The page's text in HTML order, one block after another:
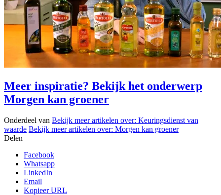
Meer inspiratie? Bekijk het onderwerp
Morgen kan groener
Onderdeel van Bekijk meer artikelen over: Keuringsdienst van
waarde Bekijk meer artikelen over: Morgen kan groener
Delen
Facebook
Whatsapp
LinkedIn
Email
Kopieer URL